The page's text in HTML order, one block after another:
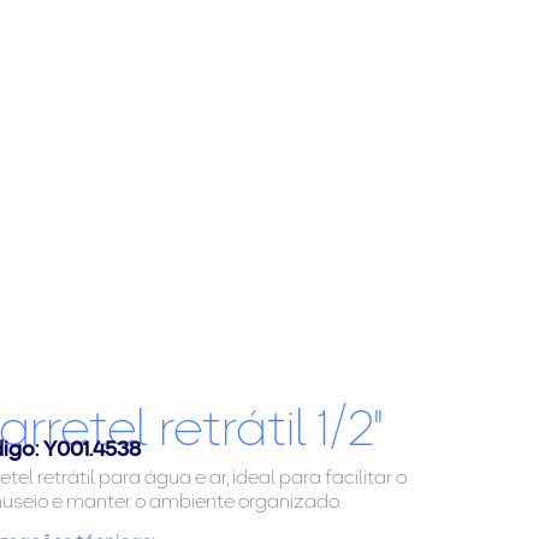
retrátil 1/2"
Y001.4538
retrátil para água e ar, ideal para facilitar o
e manter o ambiente organizado.